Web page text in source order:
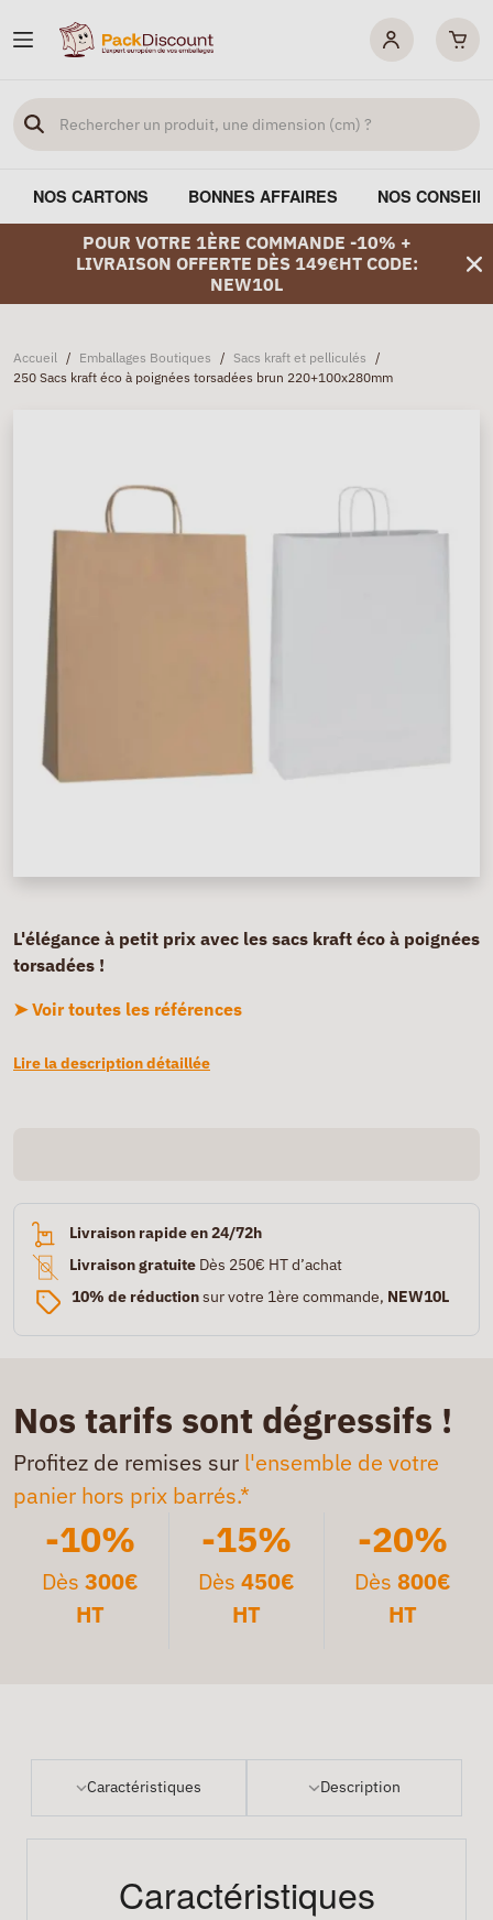
NOS CARTONS BONNES AFFAIRES NOS
POUR VOTRE 1ÈRE COMMANDE -10% +
LIVRAISON OFFERTE DÈS 149€HT CODE:
NEW10L
Accueil / Emballages Boutiques / Sacs kraft et pelliculés /
250 Sacs kraft éco à poignées torsadées brun 220+100x280mm
L'élégance à petit prix avec les sacs kraft éco à poignées
torsadées !
➤ Voir toutes les références
Lire la description détaillée
Livraison rapide en 24/72h
Livraison gratuite Dès 250€ HT d’achat
10% de réductionsur votre 1ère commande, NEW10L
Nos tarifs sont dégressifs !
Profitez de remises sur l'ensemble de votre
panier hors prix barrés.*
-10%
Dès300€
HT
-15%
Dès 450€
HT
-20%
Dès 800€
HT
Caractéristiques Description
Caractéristiques